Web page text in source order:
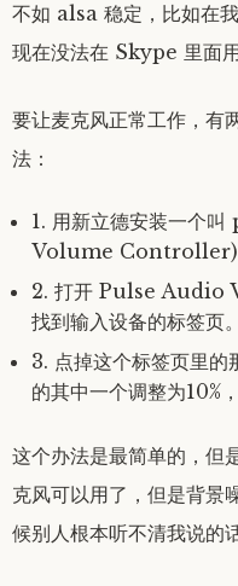
不如 alsa 稳定，比如在
现在没法在 Skype 里面
要让麦克风正常工作，有
法：
1. 用新立德安装一
Volume Controller)
2. 打开 Pulse Audio
找到输入设备的标签页。
3. 点掉这个标签页里的
的其中一个调整为10%
这个办法是最简单的，但
克风可以用了，但是背景
候别人根本听不清我说的话